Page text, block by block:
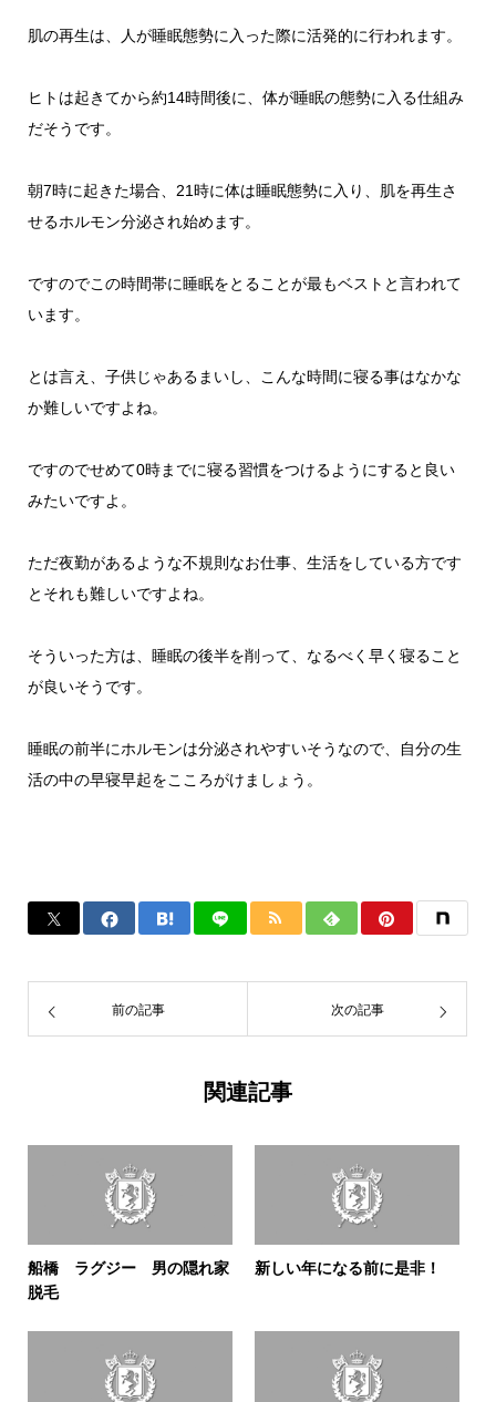
肌の再生は、人が睡眠態勢に入った際に活発的に行われます。
ヒトは起きてから約14時間後に、体が睡眠の態勢に入る仕組み
だそうです。
朝7時に起きた場合、21時に体は睡眠態勢に入り、肌を再生さ
せるホルモン分泌され始めます。
ですのでこの時間帯に睡眠をとることが最もベストと言われて
います。
とは言え、子供じゃあるまいし、こんな時間に寝る事はなかな
か難しいですよね。
ですのでせめて0時までに寝る習慣をつけるようにすると良い
みたいですよ。
ただ夜勤があるような不規則なお仕事、生活をしている方です
とそれも難しいですよね。
そういった方は、睡眠の後半を削って、なるべく早く寝ること
が良いそうです。
睡眠の前半にホルモンは分泌されやすいそうなので、自分の生
活の中の早寝早起をこころがけましょう。
前の記事 次の記事
関連記事
船橋 ラグジー 男の隠れ家
脱毛
新しい年になる前に是非！